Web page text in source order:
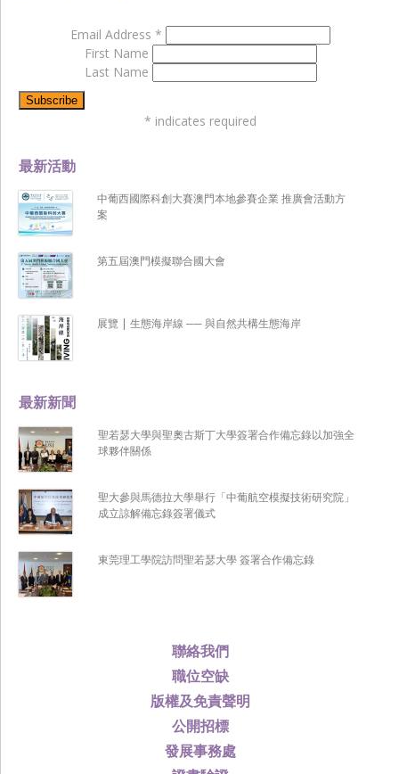
聯絡我們
職位空缺
版權及免責聲明
公開招標
發展事務處
最新新聞
聖若瑟大學與聖奧古斯丁大學簽署合作備忘錄以加強全
球夥伴關係
聖大參與馬德拉大學舉行「中葡航空模擬技術研究院」
成立諒解備忘錄簽署儀式
東莞理工學院訪問聖若瑟大學 簽署合作備忘錄
最新活動
中葡西國際科創大賽澳門本地參賽企業 推廣會活動方
案
第五屆澳門模擬聯合國大會
展覽 | 生態海岸線 ── 與自然共構生態海岸
Email Address *
First Name
Last Name
* indicates required